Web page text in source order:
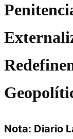
Nota: Diario